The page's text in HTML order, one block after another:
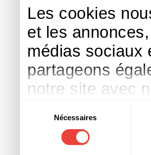
Les cookies
et les
médias sociaux
partageons
notre site avec
d'autres
ont collectées
consentement
Nécessaires